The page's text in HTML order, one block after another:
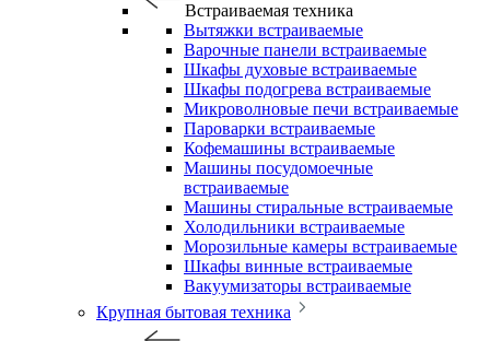
Встраиваемая техника
Вытяжки встраиваемые
Варочные панели встраиваемые
Шкафы духовые встраиваемые
Шкафы подогрева встраиваемые
Микроволновые печи встраиваемые
Пароварки встраиваемые
Кофемашины встраиваемые
Машины посудомоечные
встраиваемые
Машины стиральные встраиваемые
Холодильники встраиваемые
Морозильные камеры встраиваемые
Шкафы винные встраиваемые
Вакуумизаторы встраиваемые
Крупная бытовая техника